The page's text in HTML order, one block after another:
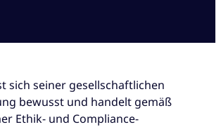
sich seiner gesellschaftlichen
bewusst und handelt gemäß
Ethik- und Compliance-